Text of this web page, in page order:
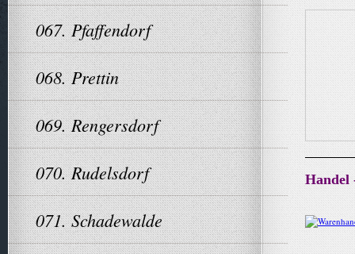
067. Pfaffendorf
068. Prettin
069. Rengersdorf
070. Rudelsdorf
071. Schadewalde
Handel